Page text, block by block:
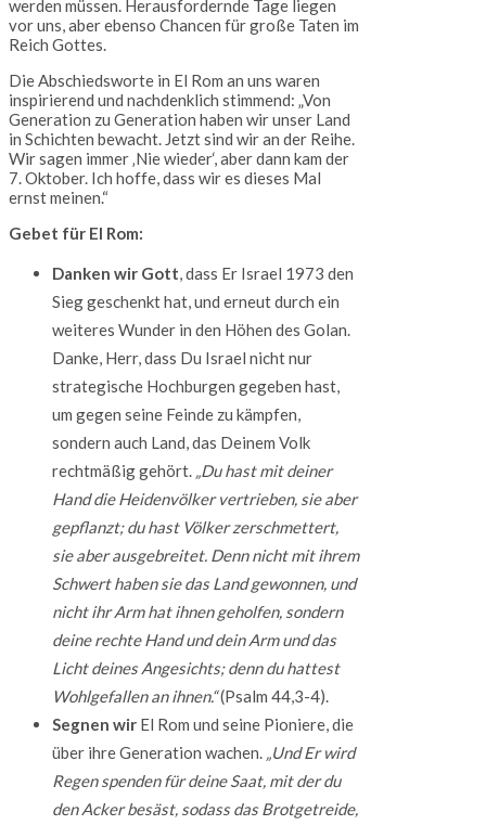
werden müssen. Herausfordernde Tage liegen
vor uns, aber ebenso Chancen für große Taten im
Reich Gottes.
Die Abschiedsworte in El Rom an uns waren
inspirierend und nachdenklich stimmend: „Von
Generation zu Generation haben wir unser Land
in Schichten bewacht. Jetzt sind wir an der Reihe.
Wir sagen immer ‚Nie wieder‘, aber dann kam der
7. Oktober. Ich hoffe, dass wir es dieses Mal
ernst meinen.“
Gebet für El Rom:
Danken wir Gott, dass Er Israel 1973 den
Sieg geschenkt hat, und erneut durch ein
weiteres Wunder in den Höhen des Golan.
Danke, Herr, dass Du Israel nicht nur
strategische Hochburgen gegeben hast,
um gegen seine Feinde zu kämpfen,
sondern auch Land, das Deinem Volk
rechtmäßig gehört. „Du hast mit deiner
Hand die Heidenvölker vertrieben, sie aber
gepflanzt; du hast Völker zerschmettert,
sie aber ausgebreitet. Denn nicht mit ihrem
Schwert haben sie das Land gewonnen, und
nicht ihr Arm hat ihnen geholfen, sondern
deine rechte Hand und dein Arm und das
Licht deines Angesichts; denn du hattest
Wohlgefallen an ihnen.“(Psalm 44,3-4).
Segnen wir El Rom und seine Pioniere, die
über ihre Generation wachen. „Und Er wird
Regen spenden für deine Saat, mit der du
den Acker besäst, sodass das Brotgetreide,